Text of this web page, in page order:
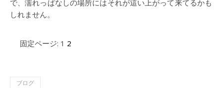
で、濡れっぱなしの場所にはそれが這い上がって来てるかも
しれません。
固定ページ: 1 2
ブログ